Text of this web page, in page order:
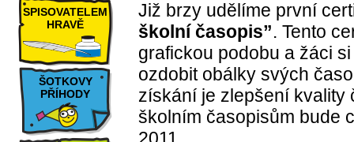
SPISOVATELEM
HRAVĚ
ŠOTKOVY
PŘÍHODY
Již brzy udělíme první
školní časopis”. Tento
grafickou podobu a žáci
ozdobit obálky svých
získání je zlepšení kvality
školním časopisům bude